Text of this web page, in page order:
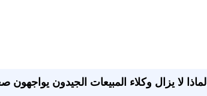
لماذا لا يزال وكلاء المبيعات الجيدون